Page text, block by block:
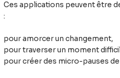
Ces applications peuvent être
:
pour amorcer un changement,
pour traverser un moment
pour créer des micro-pauses